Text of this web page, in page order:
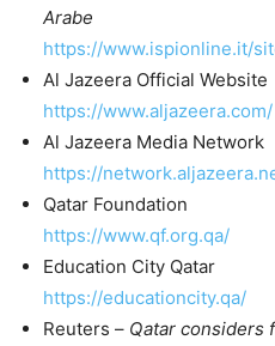
Arabe
https://www.ispionline.it/
Al Jazeera Official Website
https://www.aljazeera.com/
Al Jazeera Media Network
https://
Qatar Foundation
https://www.qf.org.qa/
Education City Qatar
https://educationcity.qa/
Reuters – Qatar considers